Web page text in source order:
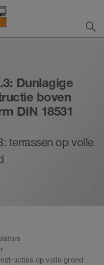
Dunlagige
boven
DIN 18531
terrassen op volle
op volle grond